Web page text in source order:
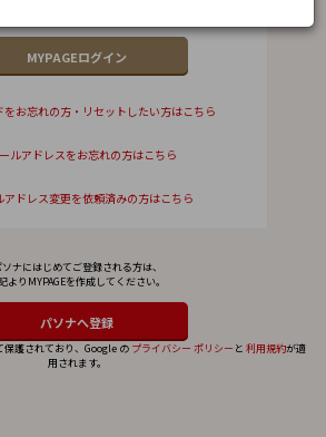
をお忘れの方・リセットしたい方はこちら
ルアドレスをお忘れの方はこちら
アドレス変更を依頼済みの方はこちら
ナにはじめてご登録される方は、
よりMYPAGEを作成してください。
保護されており、Google の プライバシー ポリシー と 利用規約が適
用されます。